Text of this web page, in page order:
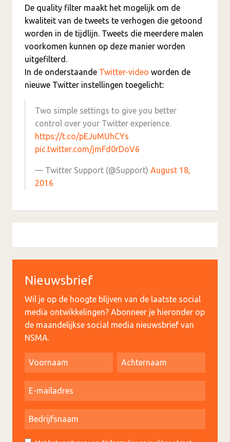
De quality filter maakt het mogelijk om de
kwaliteit van de tweets te verhogen die getoond
worden in de tijdlijn. Tweets die meerdere malen
voorkomen kunnen op deze manier worden
uitgefilterd.
In de onderstaande Twitter-video worden de
nieuwe Twitter instellingen toegelicht:
Two simple settings to give you better
control over your Twitter experience.
https://t.co/pEJuMUhCYs
pic.twitter.com/jmFd0rDoV6
— Twitter Support (@Support) August 18,
2016
Nieuwsbrief
Wil je op de hoogte blijven van de laatste social
media ontwikkelingen? Abonneer je hieronder op
de maandelijkse social media nieuwsbrief van
NSMA.